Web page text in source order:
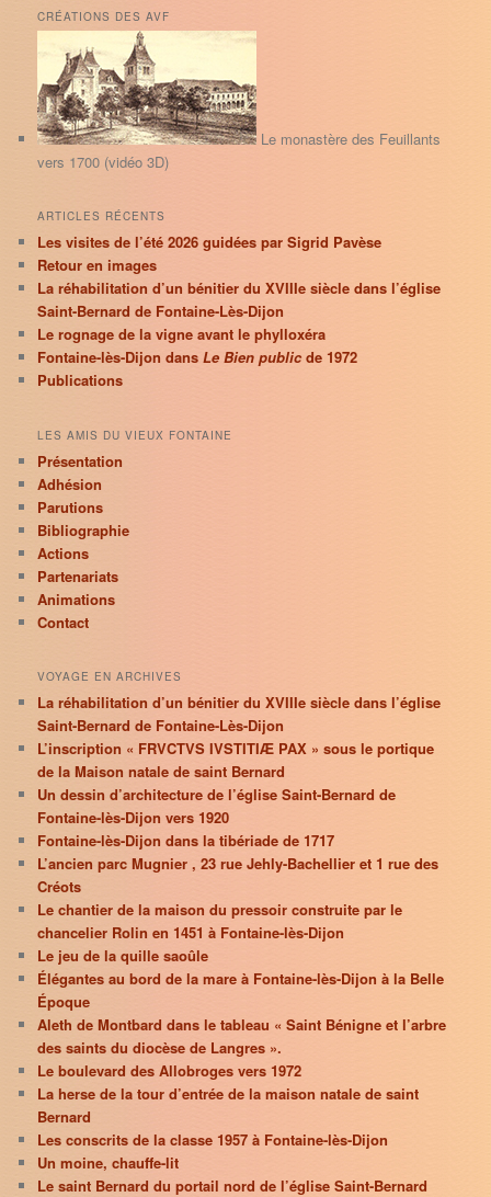
h
e
r
h
e
CRÉATIONS DES AVF
Le monastère des Feuillants
vers 1700 (vidéo 3D)
ARTICLES RÉCENTS
Les visites de l’été 2026 guidées par Sigrid Pavèse
Retour en images
La réhabilitation d’un bénitier du XVIIIe siècle dans l’église
Saint-Bernard de Fontaine-Lès-Dijon
Le rognage de la vigne avant le phylloxéra
Fontaine-lès-Dijon dansLe Bien public de 1972
Publications
LES AMIS DU VIEUX FONTAINE
Présentation
Adhésion
Parutions
Bibliographie
Actions
Partenariats
Animations
Contact
VOYAGE EN ARCHIVES
La réhabilitation d’un bénitier du XVIIIe siècle dans l’église
Saint-Bernard de Fontaine-Lès-Dijon
L’inscription « FRVCTVS IVSTITIÆ PAX » sous le portique
de la Maison natale de saint Bernard
Un dessin d’architecture de l’église Saint-Bernard de
Fontaine-lès-Dijon vers 1920
Fontaine-lès-Dijon dans la tibériade de 1717
L’ancien parc Mugnier , 23 rue Jehly-Bachellier et 1 rue des
Créots
Le chantier de la maison du pressoir construite par le
chancelier Rolin en 1451 à Fontaine-lès-Dijon
Le jeu de la quille saoûle
Élégantes au bord de la mare à Fontaine-lès-Dijon à la Belle
Époque
Aleth de Montbard dans le tableau « Saint Bénigne et l’arbre
des saints du diocèse de Langres ».
Le boulevard des Allobroges vers 1972
La herse de la tour d’entrée de la maison natale de saint
Bernard
Les conscrits de la classe 1957 à Fontaine-lès-Dijon
Un moine, chauffe-lit
Le saint Bernard du portail nord de l’église Saint-Bernard